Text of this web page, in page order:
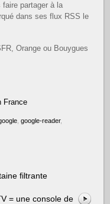
partager à la
dans ses flux RSS le
Orange ou Bouygues
France
,google-reader,
filtrante
= une console de